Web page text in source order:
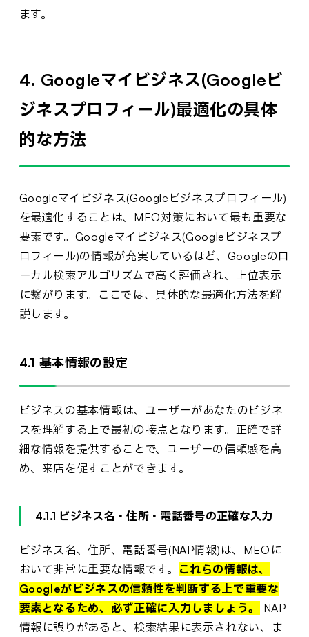
ます。
4. Googleマイビジネス(Googleビ
ジネスプロフィール)最適化の具体
的な方法
Googleマイビジネス(Googleビジネスプロフィール)
を最適化することは、MEO対策において最も重要な
要素です。Googleマイビジネス(Googleビジネスプ
ロフィール)の情報が充実しているほど、Googleのロ
ーカル検索アルゴリズムで高く評価され、上位表示
に繋がります。ここでは、具体的な最適化方法を解
説します。
4.1 基本情報の設定
ビジネスの基本情報は、ユーザーがあなたのビジネ
スを理解する上で最初の接点となります。正確で詳
細な情報を提供することで、ユーザーの信頼感を高
め、来店を促すことができます。
4.1.1 ビジネス名・住所・電話番号の正確な入力
ビジネス名、住所、電話番号(NAP情報)は、MEOに
おいて非常に重要な情報です。
これらの情報は、
Googleがビジネスの信頼性を判断する上で重要な
要素となるため、必ず正確に入力しましょう。
NAP
情報に誤りがあると、検索結果に表示されない、ま